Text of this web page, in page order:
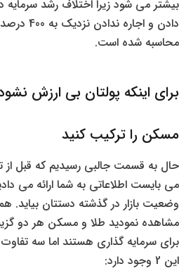
بیشتر می شود زیرا اختلاف رشد سرمایه
دادن و اجاره
محاسبه شده است.
برای اینکه پولتان بی ارزش
مسکن را ترکیب کنید
حال به قسمت جالبی رسیدیم که قبل
می بایست اطلاعاتی به شما ارائه می
وضعیت بازار در گذشته دستتان بیاید.
مشاهده نمودید طلا و مسکن هر دو
برای سرمایه گذاری هستند اما سه
این 2 وجود دارد: